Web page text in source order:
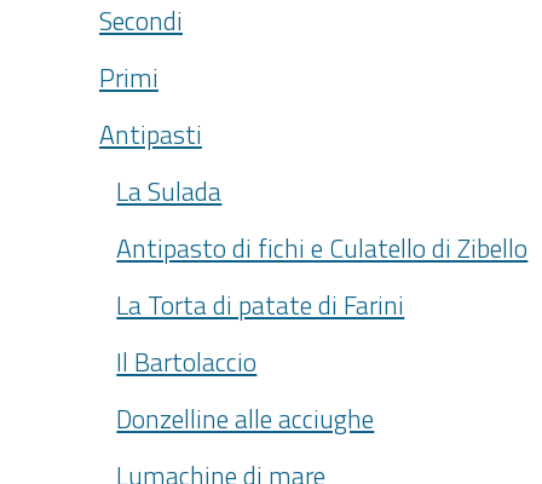
Secondi
Primi
Antipasti
La Sulada
Antipasto di fichi e Culatello di Zibello
La Torta di patate di Farini
Il Bartolaccio
Donzelline alle acciughe
Lumachine di mare